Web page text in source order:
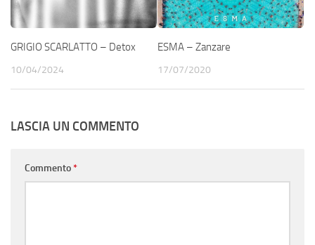
GRIGIO SCARLATTO – Detox
10/04/2024
ESMA – Zanzare
17/07/2020
LASCIA UN COMMENTO
Commento*